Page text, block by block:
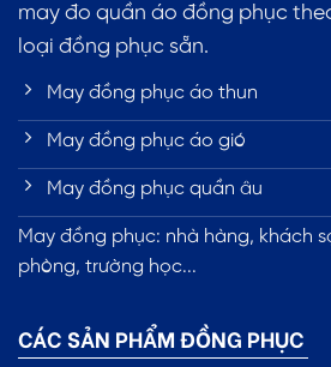
may đo quần áo đồng phục
loại đồng phục sẵn.
May đồng phục áo thun
May đồng phục áo gió
May đồng phục quần âu
May đồng phục: nhà hàng, khách
phòng, trường học...
CÁC SẢN PHẨM ĐỒNG PHỤC